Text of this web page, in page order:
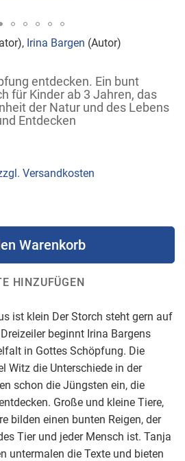
Irina Bargen (Autor)
entdecken. Ein bunt
für Kinder ab 3 Jahren, das
der Natur und des Lebens
Entdecken
Versandkosten
Warenkorb
HINZUFÜGEN
ist klein Der Storch steht gern auf
beginnt Irina Bargens
in Gottes Schöpfung. Die
Witz die Unterschiede in der
schon die Jüngsten ein, die
Große und kleine Tiere,
bilden einen bunten Reigen, der
Tier und jeder Mensch ist. Tanja
untermalen die Texte und bieten